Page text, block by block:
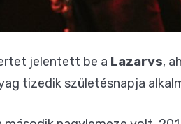
jelentett be a Lazarvs,
tizedik születésnapja